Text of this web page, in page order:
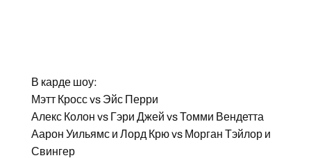
В карде шоу:
Мэтт Кросс vs Эйс Перри
Алекс Колон vs Гэри Джей vs Томми Вендетта
Аарон Уильямс и Лорд Крю vs Морган Тэйлор и
Свингер